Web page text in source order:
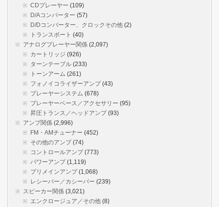
CDプレーヤー (109)
D/Aコンバーター (57)
D/Dコンバーター、クロックその他 (2)
トランスボート (40)
アナログプレーヤー関係 (2,097)
カートリッジ (926)
ターンテーブル (233)
トーンアーム (261)
フォノイコライザーアンプ(43)
プレーヤーシステム (678)
プレーヤーベース／アクセサリー (95)
昇圧トランス／ヘッドアンプ(93)
アンプ関係 (2,996)
FM・AMチューナー (452)
その他のアンプ(74)
コントロールアンプ(773)
パワーアンプ(1,119)
プリメインアンプ(1,068)
レシーバー／カシーバー (239)
スピーカー関係 (3,021)
エンクロージュア／その他 (8)